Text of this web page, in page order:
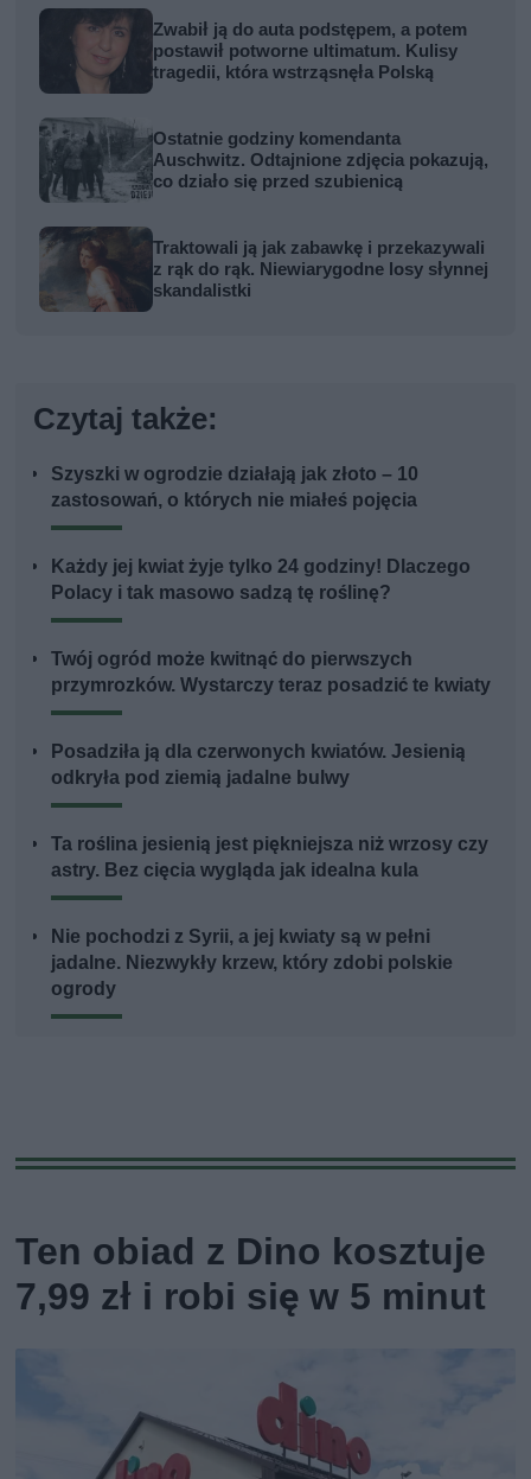
Zwabił ją do auta podstępem, a potem
postawił potworne ultimatum. Kulisy
tragedii, która wstrząsnęła Polską
Ostatnie godziny komendanta
Auschwitz. Odtajnione zdjęcia pokazują,
co działo się przed szubienicą
Traktowali ją jak zabawkę i przekazywali
z rąk do rąk. Niewiarygodne losy słynnej
skandalistki
Czytaj także:
Szyszki w ogrodzie działają jak złoto – 10
zastosowań, o których nie miałeś pojęcia
Każdy jej kwiat żyje tylko 24 godziny! Dlaczego
Polacy i tak masowo sadzą tę roślinę?
Twój ogród może kwitnąć do pierwszych
przymrozków. Wystarczy teraz posadzić te kwiaty
Posadziła ją dla czerwonych kwiatów. Jesienią
odkryła pod ziemią jadalne bulwy
Ta roślina jesienią jest piękniejsza niż wrzosy czy
astry. Bez cięcia wygląda jak idealna kula
Nie pochodzi z Syrii, a jej kwiaty są w pełni
jadalne. Niezwykły krzew, który zdobi polskie
ogrody
Ten obiad z Dino kosztuje
7,99 zł i robi się w 5 minut